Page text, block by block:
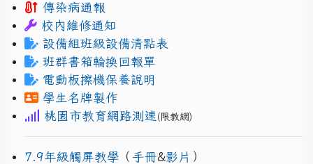
傳染病通報
校內維修通知
設備組班級設備清點表
班群書箱輪換回報單
電動板擦機保養說明
學生名牌製作
桃園市教育網路測速 (限教網)
7.9年級觸屏教學 （ 手冊&影片 ）